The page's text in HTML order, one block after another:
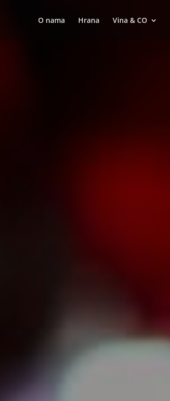
O nama Hrana Vina & CO